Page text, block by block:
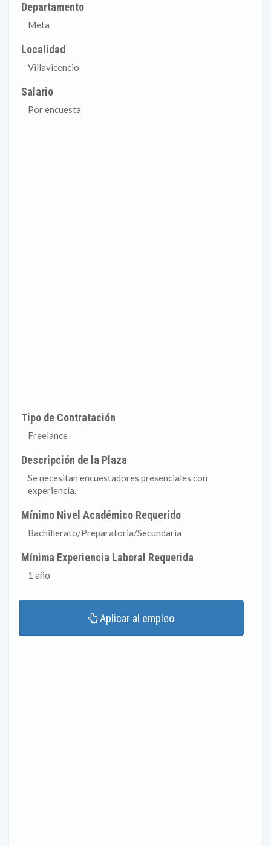
Departamento
Meta
Localidad
Villavicencio
Salario
Por encuesta
Tipo de Contratación
Freelance
Descripción de la Plaza
Se necesitan encuestadores presenciales con
experiencia.
Mínimo Nivel Académico Requerido
Bachillerato/Preparatoria/Secundaria
Mínima Experiencia Laboral Requerida
1 año
Aplicar al empleo